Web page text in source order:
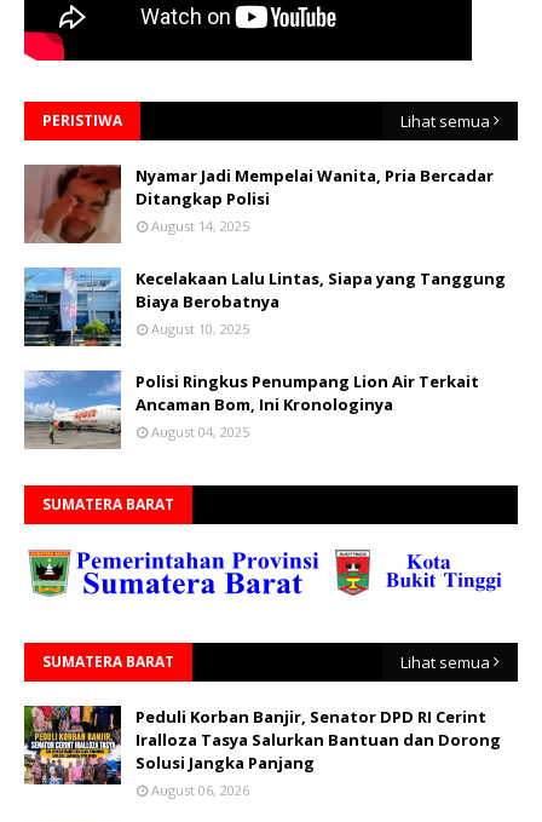
PERISTIWA Lihat semua
Nyamar Jadi Mempelai Wanita, Pria Bercadar
Ditangkap Polisi
August 14, 2025
Kecelakaan Lalu Lintas, Siapa yang Tanggung
Biaya Berobatnya
August 10, 2025
Polisi Ringkus Penumpang Lion Air Terkait
Ancaman Bom, Ini Kronologinya
August 04, 2025
SUMATERA BARAT
SUMATERA BARAT Lihat semua
Peduli Korban Banjir, Senator DPD RI Cerint
Iralloza Tasya Salurkan Bantuan dan Dorong
Solusi Jangka Panjang
August 06, 2026